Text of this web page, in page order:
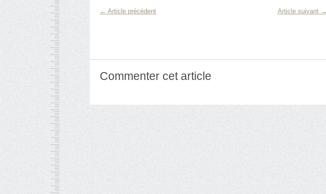
← Article précédent Article suivant →
Commenter cet article